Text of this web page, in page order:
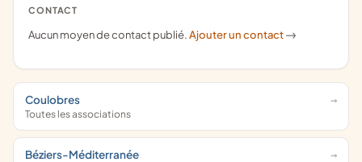
CONTACT
Aucun moyen de contact publié.Ajouter un contact ->
Coulobres
Toutes les associations
Béziers-Méditerranée